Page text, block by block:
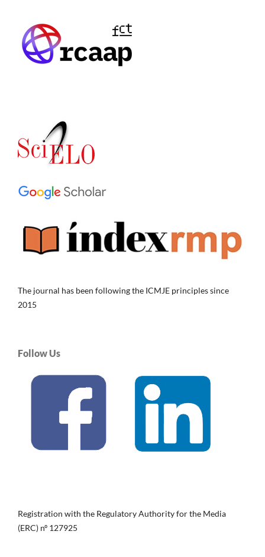
The journal has been following the ICMJE principles since
2015
Follow Us
Registration with the Regulatory Authority for the Media
(ERC) nº 127925